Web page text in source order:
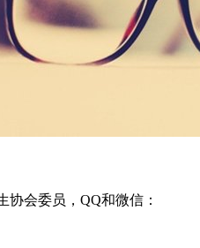
协会委员，QQ和微信：